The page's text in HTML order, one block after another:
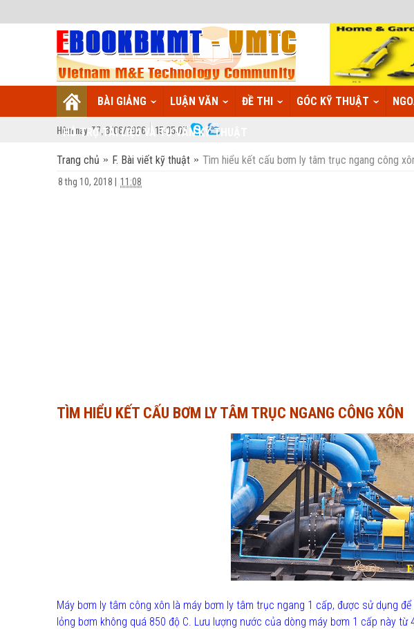
BÀI GIẢNG LUẬN VĂN ĐỀ THI GÓC KỸ THUẬT
HỖ TRỢ TÀI LIỆU VÀ TƯ VẤN KỸ THUẬT
Hôm nay: T7, 8/08/2026 15:05:08
Trang chủ F. Bài viết kỹ thuật Tìm hiểu kết cấu bơm ly tâm trục ngang công
8 thg 10, 2018 11:08
TÌM HIỂU KẾT CẤU BƠM LY TÂM TRỤC NGANG CÔNG XÔN
Máy bơm ly tâm công xôn là máy bơm ly tâm trục ngang 1 cấp, được sử dụng
lỏng bơm không quá 850 độ C. Lưu lượng nước của dòng máy bơm 1 cấp này